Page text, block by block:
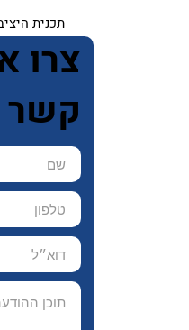
תכנית
צרו
קשר